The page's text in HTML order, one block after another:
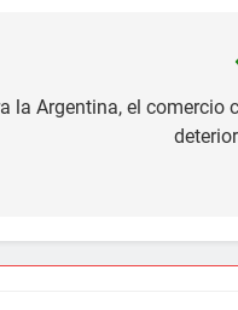
la Argentina, el comercio